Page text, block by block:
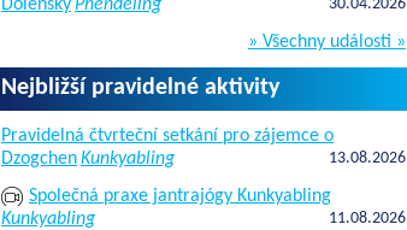
DolenskýPhendeling 30.04.2026
» Všechny události »
Nejbližší pravidelné aktivity
Pravidelná čtvrteční setkání pro zájemce o
DzogchenKunkyabling 13.08.2026
Společná praxe jantrajógy Kunkyabling
Kunkyabling
11.08.2026